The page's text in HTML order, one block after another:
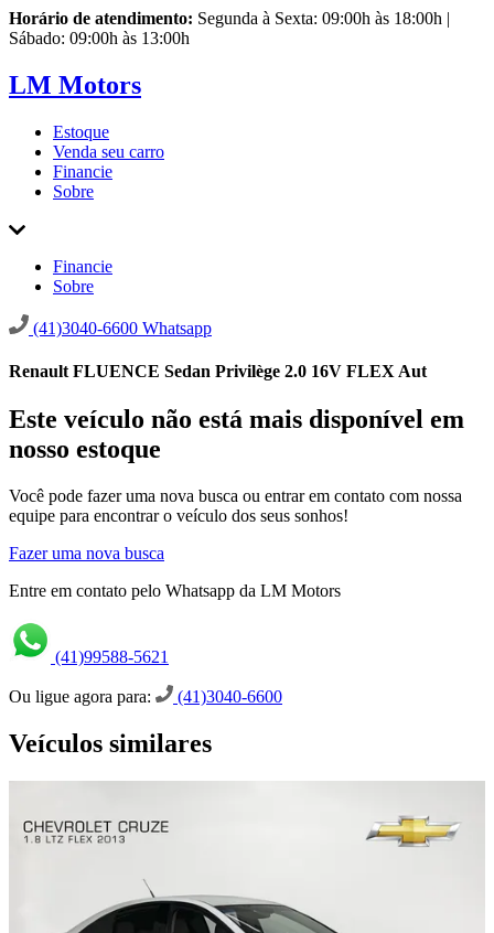
Horário de atendimento: Segunda à Sexta: 09:00h às 18:00h |
Sábado: 09:00h às 13:00h
LM Motors
Estoque
Venda seu carro
Financie
Sobre
Financie
Sobre
(41)3040-6600 Whatsapp
Renault FLUENCE Sedan Privilège 2.0 16V FLEX Aut
Este veículo não está mais disponível em
nosso estoque
Você pode fazer uma nova busca ou entrar em contato com nossa
equipe para encontrar o veículo dos seus sonhos!
Fazer uma nova busca
Entre em contato pelo Whatsapp da LM Motors
(41)99588-5621
Ou ligue agora para: (41)3040-6600
Veículos similares